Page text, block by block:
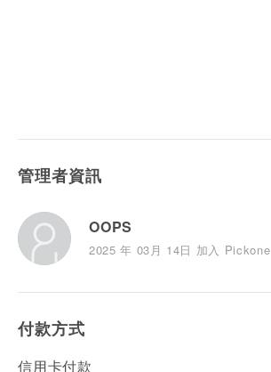
管理者資訊
OOPS
2025 年 03月 14日 加入 Pickone
付款方式
信用卡付款